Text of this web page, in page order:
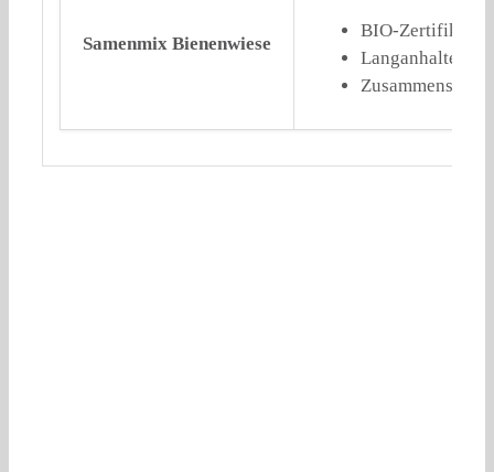
Samenmix Bienenwiese
BIO-Zertifikat